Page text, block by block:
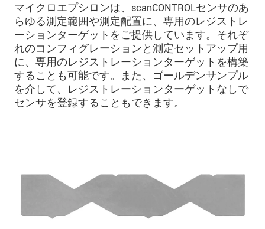
マイクロエプシロンは、scanCONTROLセンサのあ
らゆる測定範囲や測定配置に、専用のレジストレ
ーションターゲットをご提供しています。それぞ
れのコンフィグレーションと測定セットアップ用
に、専用のレジストレーションターゲットを構築
することも可能です。また、ゴールデンサンプル
を介して、レジストレーションターゲットなしで
センサを登録することもできます。